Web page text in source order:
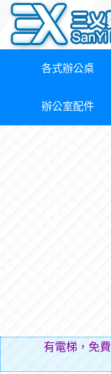
各式辦公桌
辦公室配件
有電梯，免